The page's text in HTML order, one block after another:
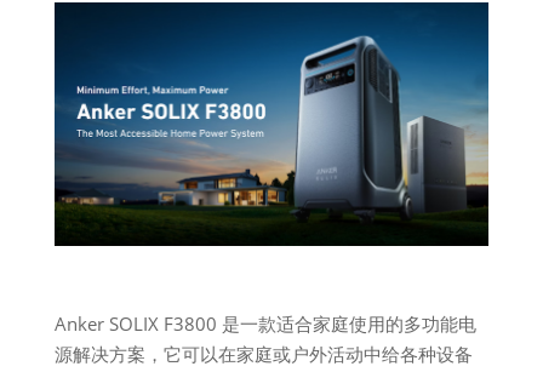
Anker SOLIX F3800 是一款适合家庭使用的多功能电
源解决方案，它可以在家庭或户外活动中给各种设备